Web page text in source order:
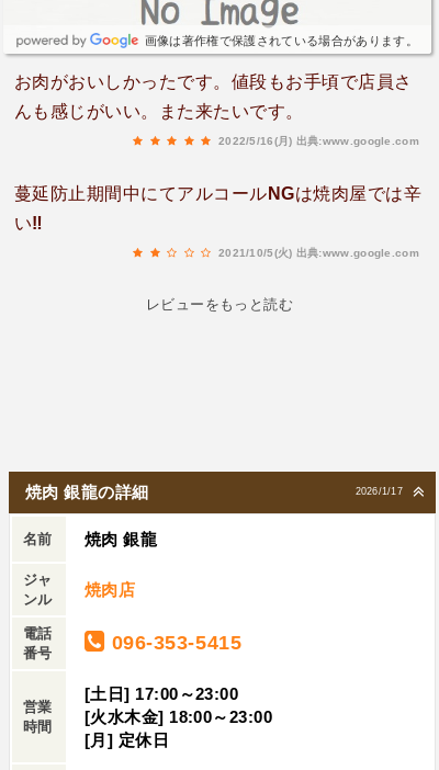
画像は著作権で保護されている場合があります。
お肉がおいしかったです。値段もお手頃で店員さ
んも感じがいい。また来たいです。
2022/5/16(月) 出典:www.google.com
蔓延防止期間中にてアルコールNGは焼肉屋では辛
い‼️
2021/10/5(火) 出典:www.google.com
レビューをもっと読む
2026/1/17
焼肉 銀龍の詳細
名前 焼肉 銀龍
ジャ
ンル
焼肉店
電話
番号
096-353-5415
営業
時間
[土日] 17:00～23:00
[火水木金] 18:00～23:00
[月] 定休日